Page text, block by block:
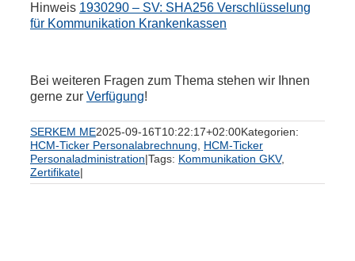
Hinweis 1930290 – SV: SHA256 Verschlüsselung
für Kommunikation Krankenkassen
Bei weiteren Fragen zum Thema stehen wir Ihnen
gerne zur Verfügung!
SERKEM ME2025-09-16T10:22:17+02:00Kategorien:
HCM-Ticker Personalabrechnung
HCM-Ticker
Personaladministration|Tags: Kommunikation GKV,
Zertifikate|